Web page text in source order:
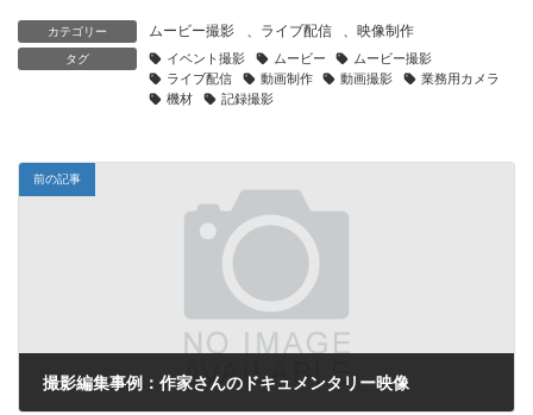
カテゴリー ムービー撮影 ライブ配信 、映像制作
タグ イベント撮影 ムービー
ムービー撮影
ライブ配信
動画制作 動画撮影
業務用カメラ
機材
記録撮影
前の記事
撮影編集事例：作家さんのドキュメンタリー映像